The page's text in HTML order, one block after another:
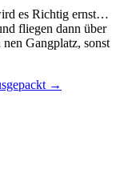
es Richtig ernst…
fliegen dann über
Gangplatz, sonst
→